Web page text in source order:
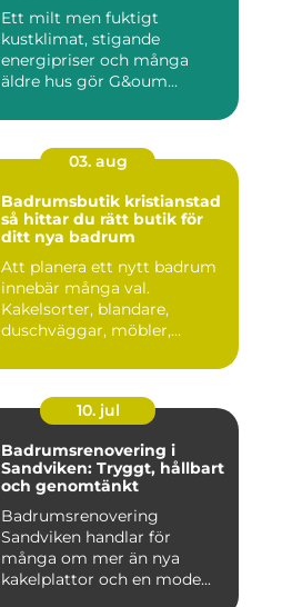
Ett milt men fuktigt
kustklimat, stigande
energipriser och många
äldre hus gör G&oum...
03. aug
Badrumsbutik kristianstad
så hittar du rätt butik för
ditt nya badrum
Att planera ett nytt badrum
innebär många val.
Kakelsorter, blandare,
duschväggar, möbler,
10. jul
Badrumsrenovering i
Sandviken: Tryggt, hållbart
och genomtänkt
Badrumsrenovering
Sandviken handlar för
många om mer än nya
kakelplattor och en mode...